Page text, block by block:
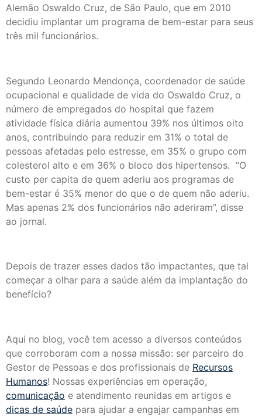
Alemão Oswaldo Cruz, de São Paulo, que em 2010
decidiu implantar um programa de bem-estar para seus
três mil funcionários.
Segundo Leonardo Mendonça, coordenador de saúde
ocupacional e qualidade de vida do Oswaldo Cruz, o
número de empregados do hospital que fazem
atividade física diária aumentou 39% nos últimos oito
anos, contribuindo para reduzir em 31% o total de
pessoas afetadas pelo estresse, em 35% o grupo com
colesterol alto e em 36% o bloco dos hipertensos. “O
custo per capita de quem aderiu aos programas de
bem-estar é 35% menor do que o de quem não aderiu.
Mas apenas 2% dos funcionários não aderiram”, disse
ao jornal.
Depois de trazer esses dados tão impactantes, que tal
começar a olhar para a saúde além da implantação do
benefício?
Aqui no blog, você tem acesso a diversos conteúdos
que corroboram com a nossa missão: ser parceiro do
Gestor de Pessoas e dos profissionais de Recursos
Humanos! Nossas experiências em operação,
comunicação e atendimento reunidas em artigos e
dicas de saúde para ajudar a engajar campanhas em